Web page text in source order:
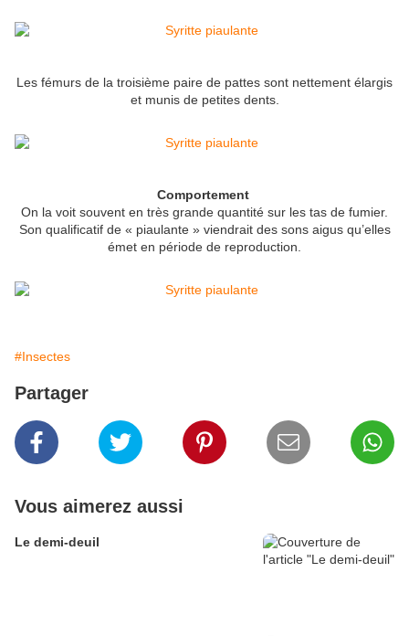
Les fémurs de la troisième paire de pattes sont nettement élargis
et munis de petites dents.
Comportement
On la voit souvent en très grande quantité sur les tas de fumier.
Son qualificatif de « piaulante » viendrait des sons aigus qu’elles
émet en période de reproduction.
#Insectes
Partager
Vous aimerez aussi
Le demi-deuil